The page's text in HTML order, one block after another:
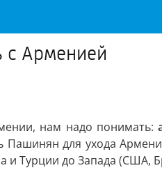
с Арменией
нам надо понимать:
Пашинян для ухода
и Турции до Запада (США,